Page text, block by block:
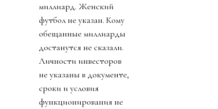
миллиард. Женский
футбол не указан. Кому
обещанные миллиарды
достанутся не сказали.
Личности инвесторов
не указаны в документе,
сроки и условия
функционирования не